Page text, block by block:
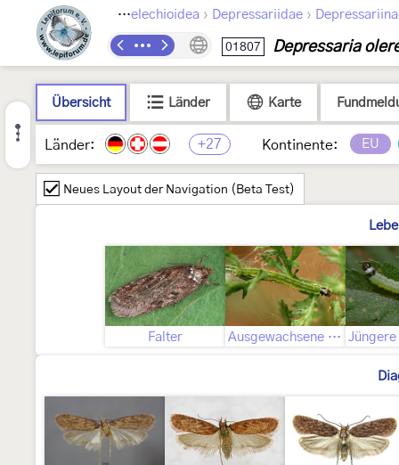
Lepidoptera › Gelechioidea › Depressariidae ›
01807 Depressaria
Übersicht Länder Karte
Länder: +27 Kontinente: EU
Neues Layout der Navigation (Beta Test)
Falter Ausgewachsene Raupe